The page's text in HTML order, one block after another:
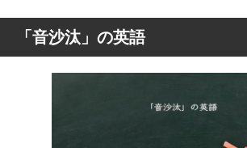
「音沙汰」の英語